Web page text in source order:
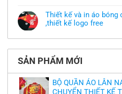
chưa
có
mẫu
thì
làm
khoác
theo
yêu
thiết
tại
TPHCM
bình
luận
ở
thảm:
Hag
lại
trích
cầu
thủ,
Thiết kế và in áo bóng
,thiết kế logo free
có
luận
Thiết
và
in
áo
bóng
SẢN PHẨM MỚI
BỘ QUẦN ÁO LÂN
CHUYỂN THIẾT KẾ